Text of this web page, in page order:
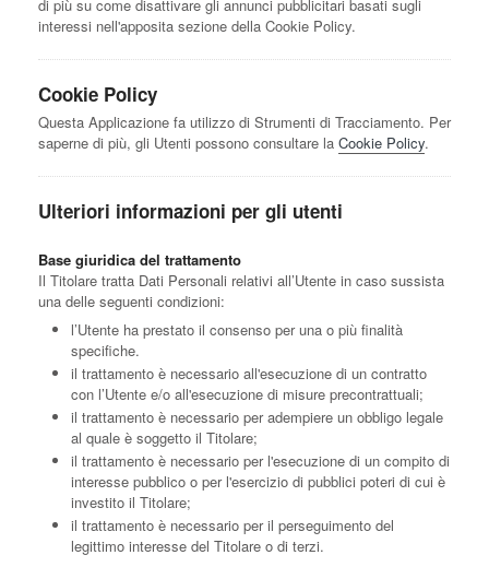
di più su come disattivare gli annunci pubblicitari basati sugli
interessi nell'apposita sezione della Cookie Policy.
Cookie Policy
Questa Applicazione fa utilizzo di Strumenti di Tracciamento. Per
saperne di più, gli Utenti possono consultare la Cookie Policy.
Ulteriori informazioni per gli utenti
Base giuridica del trattamento
Il Titolare tratta Dati Personali relativi all’Utente in caso sussista
una delle seguenti condizioni:
l’Utente ha prestato il consenso per una o più finalità
specifiche.
il trattamento è necessario all'esecuzione di un contratto
con l’Utente e/o all'esecuzione di misure precontrattuali;
il trattamento è necessario per adempiere un obbligo legale
al quale è soggetto il Titolare;
il trattamento è necessario per l'esecuzione di un compito di
interesse pubblico o per l'esercizio di pubblici poteri di cui è
investito il Titolare;
il trattamento è necessario per il perseguimento del
legittimo interesse del Titolare o di terzi.